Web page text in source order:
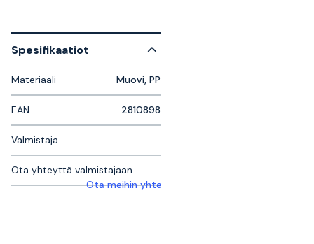
Spesifikaatiot
Materiaali Muovi, PP
EAN 2810898
Valmistaja
Ota yhteyttä valmistajaan
Ota meihin yhteyttä saadaksesi lisätietoja